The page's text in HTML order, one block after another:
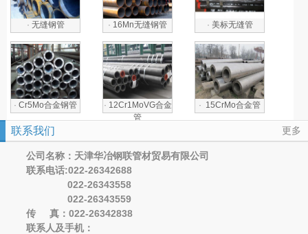
· 无缝钢管 · 16Mn无缝钢管 · 美标无缝管
· Cr5Mo合金钢管 · 12Cr1MoVG合金
管
· 15CrMo合金管
更多
联系我们
公司名称：天津华冶钢联管材贸易有限公司
联系电话:022-26342688
022-26343558
022-26343559
传 真：022-26342838
联系人及手机：